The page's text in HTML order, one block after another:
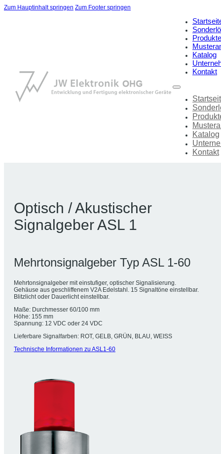
Zum Hauptinhalt springen Zum Footer springen
Produkte
Katalog
Kontakt
Katalog
Kontakt
Optisch / Akustischer
Signalgeber ASL 1
Mehrtonsignalgeber Typ ASL 1-60
Mehrtonsignalgeber mit einstufiger, optischer Signalisierung.
Gehäuse aus geschliffenem V2A Edelstahl. 15 Signaltöne einstellbar.
Blitzlicht oder Dauerlicht einstellbar.
Maße: Durchmesser 60/100 mm
Höhe: 155 mm
Spannung: 12 VDC oder 24 VDC
Lieferbare Signalfarben: ROT, GELB, GRÜN, BLAU, WEISS
Technische Informationen zu ASL1-60